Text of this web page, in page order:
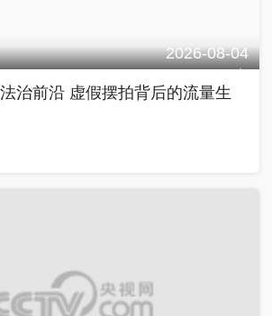
2026-08-04
治前沿 虚假摆拍背后的流量生